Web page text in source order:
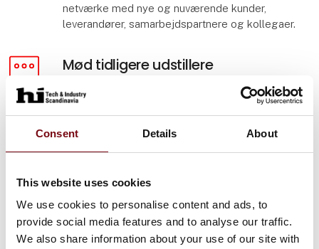
Consent Details About
This website uses cookies
We use cookies to personalise content and ads, to
provide social media features and to analyse our traffic.
We also share information about your use of our site with
netværke med nye og nuværende kunder,
leverandører, samarbejdspartnere og kollegaer.
Mød tidligere udstillere
Hør hvorfor HI-messen er vigtigt for andre og få
inspiration til, hvordan du kan få samme udbytte.
Mød dem her
5 gode grunde
Se fem gode grunde til, hvorfor din virksomhed
skal være en del af HI Tech & Industry
Scandinavia.